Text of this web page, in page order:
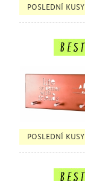
POSLEDNÍ KUSY
POSLEDNÍ KUSY